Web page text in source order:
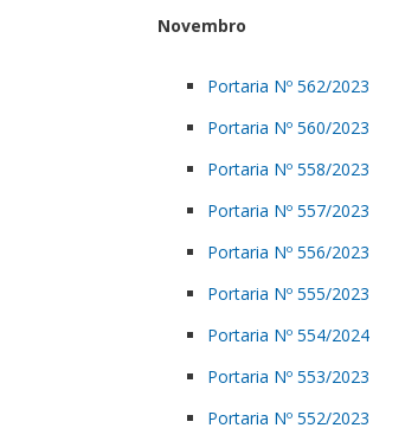
Novembro
Portaria Nº 562/2023
Portaria Nº 560/2023
Portaria Nº 558/2023
Portaria Nº 557/2023
Portaria Nº 556/2023
Portaria Nº 555/2023
Portaria Nº 554/2024
Portaria Nº 553/2023
Portaria Nº 552/2023